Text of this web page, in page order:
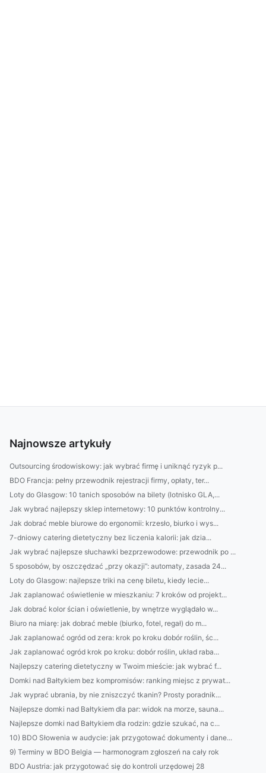
Najnowsze artykuły
Outsourcing środowiskowy: jak wybrać firmę i uniknąć ryzyk p...
BDO Francja: pełny przewodnik rejestracji firmy, opłaty, ter...
Loty do Glasgow: 10 tanich sposobów na bilety (lotnisko GLA,...
Jak wybrać najlepszy sklep internetowy: 10 punktów kontrolny...
Jak dobrać meble biurowe do ergonomii: krzesło, biurko i wys...
7-dniowy catering dietetyczny bez liczenia kalorii: jak dzia...
Jak wybrać najlepsze słuchawki bezprzewodowe: przewodnik po ...
5 sposobów, by oszczędzać „przy okazji”: automaty, zasada 24...
Loty do Glasgow: najlepsze triki na cenę biletu, kiedy lecie...
Jak zaplanować oświetlenie w mieszkaniu: 7 kroków od projekt...
Jak dobrać kolor ścian i oświetlenie, by wnętrze wyglądało w...
Biuro na miarę: jak dobrać meble (biurko, fotel, regał) do m...
Jak zaplanować ogród od zera: krok po kroku dobór roślin, śc...
Jak zaplanować ogród krok po kroku: dobór roślin, układ raba...
Najlepszy catering dietetyczny w Twoim mieście: jak wybrać f...
Domki nad Bałtykiem bez kompromisów: ranking miejsc z prywat...
Jak wyprać ubrania, by nie zniszczyć tkanin? Prosty poradnik...
Najlepsze domki nad Bałtykiem dla par: widok na morze, sauna...
Najlepsze domki nad Bałtykiem dla rodzin: gdzie szukać, na c...
10) BDO Słowenia w audycie: jak przygotować dokumenty i dane...
9) Terminy w BDO Belgia — harmonogram zgłoszeń na cały rok
BDO Austria: jak przygotować się do kontroli urzędowej 28